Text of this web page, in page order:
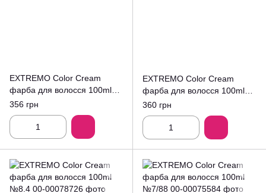
EXTREMO Color Cream
фарба для волосся 100ml
№8/3
356 грн
EXTREMO Color Cream
фарба для волосся 100ml
№8/1
360 грн